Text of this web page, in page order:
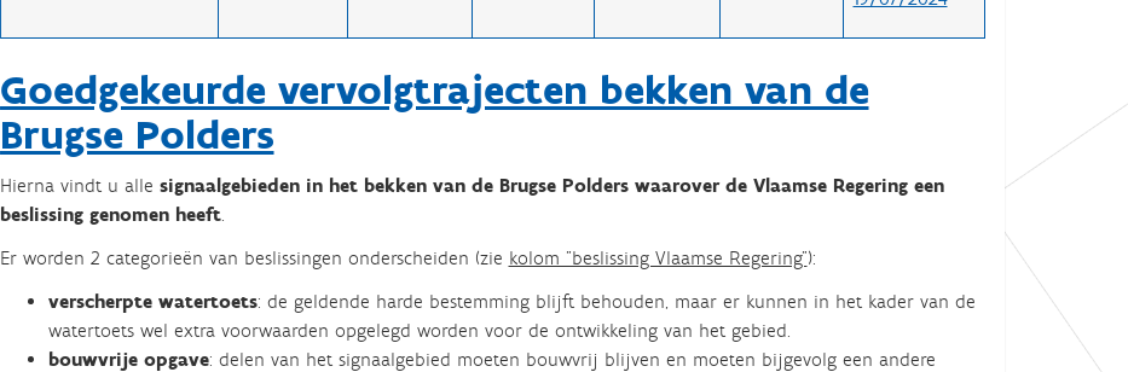
Goedgekeurde vervolgtrajecten bekken van de
Brugse Polders
Hierna vindt u alle signaalgebieden in het bekken van de Brugse Polders waarover de Vlaamse Regering een
beslissing genomen heeft.
Er worden 2 categorieën van beslissingen onderscheiden (zie kolom "beslissing Vlaamse Regering"):
verscherpte watertoets: de geldende harde bestemming blijft behouden, maar er kunnen in het kader van de
watertoets wel extra voorwaarden opgelegd worden voor de ontwikkeling van het gebied.
bouwvrije opgave: delen van het signaalgebied moeten bouwvrij blijven en moeten bijgevolg een andere